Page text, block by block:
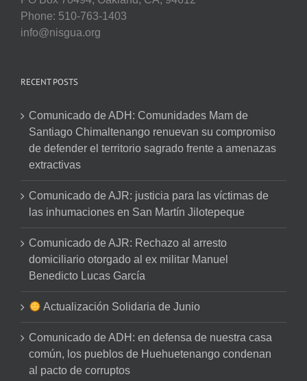
Phone: 510-763-1403
info@nisgua.org
RECENT POSTS
Comunicado de ADH: Comunidades Mam de
Santiago Chimaltenango renuevan su compromiso
de defender el territorio sagrado frente a amenazas
extractivas
Comunicado de AJR: justicia para las víctimas de
las inhumaciones en San Martín Jilotepeque
Comunicado de AJR: Rechazo al arresto
domiciliario otorgado al ex militar Manuel
Benedicto Lucas García
Actualización Solidaria de Junio
Comunicado de ADH: en defensa de nuestra casa
común, los pueblos de Huehuetenango condenan
al pacto de corruptos